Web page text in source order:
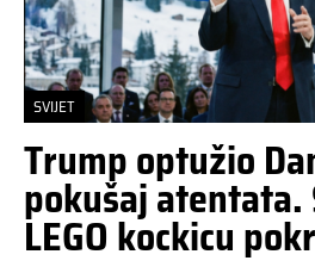
SVIJET
Trump optužio
pokušaj atentata.
LEGO kockicu